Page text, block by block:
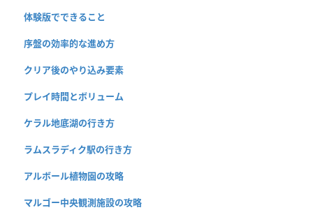
体験版でできること
序盤の効率的な進め方
クリア後のやり込み要素
プレイ時間とボリューム
ケラル地底湖の行き方
ラムスラディク駅の行き方
アルボール植物園の攻略
マルゴー中央観測施設の攻略